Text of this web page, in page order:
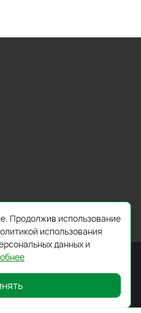
65А
Работает наReadyScript
Продолжив использование
использования
данных и